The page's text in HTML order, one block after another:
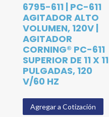
6795-611 | PC-611
AGITADOR ALTO
VOLUMEN, 120V |
AGITADOR
CORNING® PC-611
SUPERIOR DE 11 X 11
PULGADAS, 120
V/60 HZ
Agregar a Cotización